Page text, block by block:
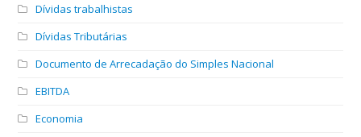
Dívidas trabalhistas
Dívidas Tributárias
Documento de Arrecadação do Simples Nacional
EBITDA
Economia